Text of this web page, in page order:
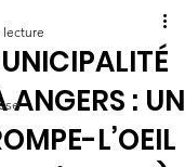
ANGERS : UN
L’OEIL
lecture